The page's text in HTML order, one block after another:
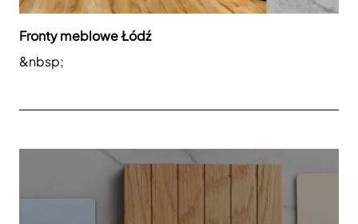
Fronty meblowe Łódź
&nbsp;